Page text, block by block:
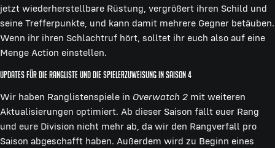
jetzt wiederherstellbare Rüstung, vergrößert ihren Schild und
seine Trefferpunkte, und kann damit mehrere Gegner betäuben.
Wenn ihr ihren Schlachtruf hört, solltet ihr euch also auf eine
Menge Action einstellen.
Updates für die Rangliste und die Spielerzuweisung in Saison 4
Wir haben Ranglistenspiele in Overwatch 2 mit weiteren
Aktualisierungen optimiert. Ab dieser Saison fällt euer Rang
und eure Division nicht mehr ab, da wir den Rangverfall pro
Saison abgeschafft haben. Außerdem wird zu Beginn eines